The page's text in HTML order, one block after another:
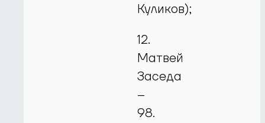
Куликов);
12.
Матвей
Заседа
–
98.